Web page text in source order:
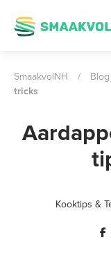
SmaakvolNH / Blog
tricks
Kooktips &